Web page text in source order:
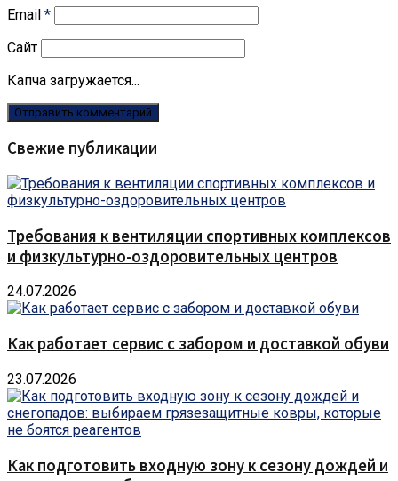
Email *
Сайт
Капча загружается...
Свежие публикации
Требования к вентиляции спортивных комплексов
и физкультурно-оздоровительных центров
24.07.2026
Как работает сервис с забором и доставкой обуви
23.07.2026
Как подготовить входную зону к сезону дождей и